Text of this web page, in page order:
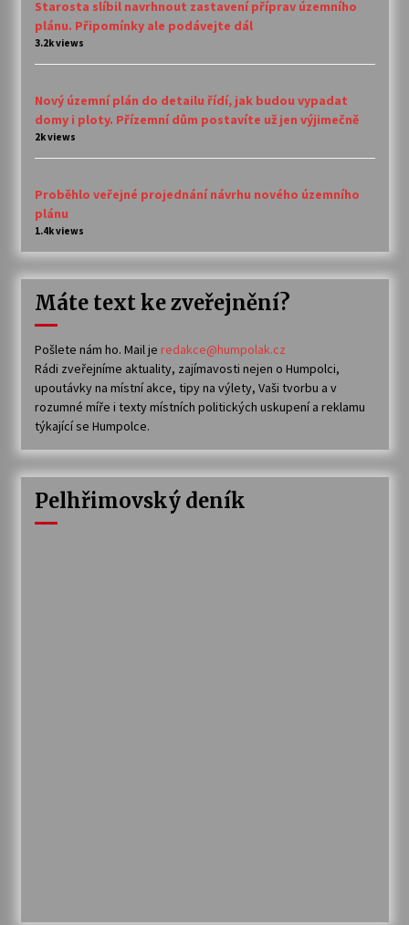
Starosta slíbil navrhnout zastavení příprav územního
plánu. Připomínky ale podávejte dál
3.2k views
Nový územní plán do detailu řídí, jak budou vypadat
domy i ploty. Přízemní dům postavíte už jen výjimečně
2k views
Proběhlo veřejné projednání návrhu nového územního
plánu
1.4k views
Máte text ke zveřejnění?
Pošlete nám ho. Mail je redakce@humpolak.cz
Rádi zveřejníme aktuality, zajímavosti nejen o Humpolci,
upoutávky na místní akce, tipy na výlety, Vaši tvorbu a v
rozumné míře i texty místních politických uskupení a reklamu
týkající se Humpolce.
Pelhřimovský deník